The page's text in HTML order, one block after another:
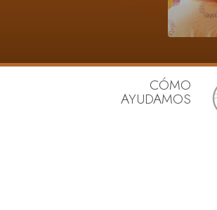
CÓMO
AYUDAMOS